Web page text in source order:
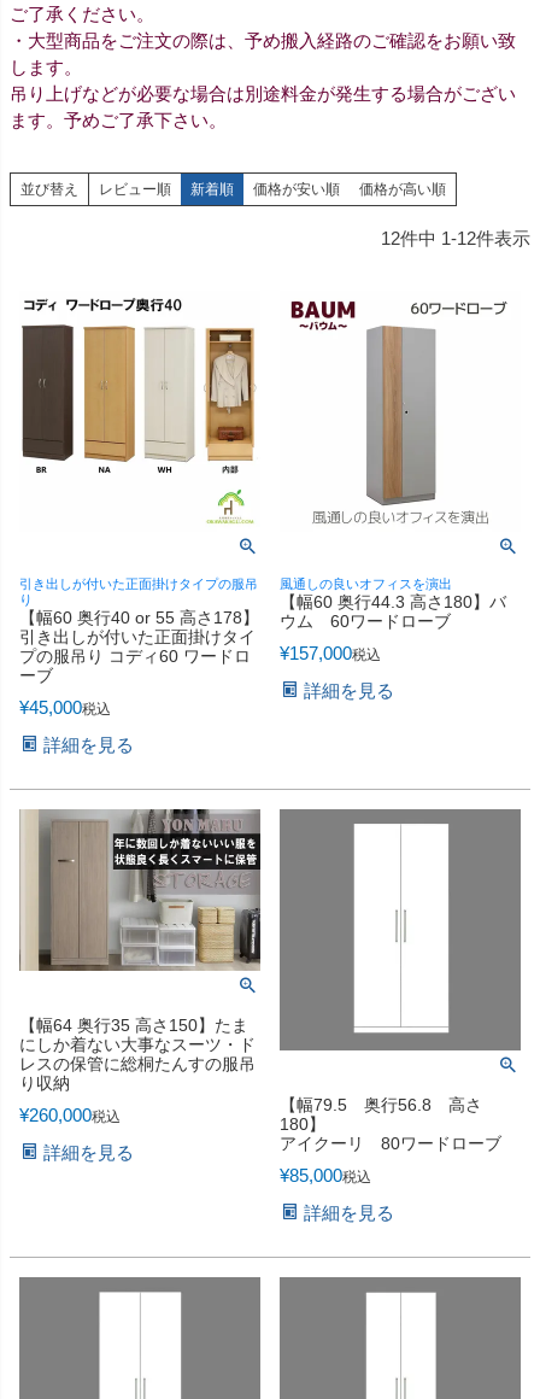
ご了承ください。
・大型商品をご注文の際は、予め搬入経路のご確認をお願い致
します。
吊り上げなどが必要な場合は別途料金が発生する場合がござい
ます。予めご了承下さい。
並び替え レビュー順 新着順 価格が安い順 価格が高い順
12件中 1-12件表示
引き出しが付いた正面掛けタイプの服吊
り
【幅60 奥行40 or 55 高さ178】
引き出しが付いた正面掛けタイ
プの服吊り コディ60 ワードロ
ーブ
¥45,000税込
詳細を見る
風通しの良いオフィスを演出
【幅60 奥行44.3 高さ180】バ
ウム 60ワードローブ
¥157,000税込
詳細を見る
【幅64 奥行35 高さ150】たま
にしか着ない大事なスーツ・ド
レスの保管に総桐たんすの服吊
り収納
¥260,000税込
詳細を見る
【幅79.5 奥行56.8 高さ
180】
アイクーリ 80ワードローブ
¥85,000税込
詳細を見る